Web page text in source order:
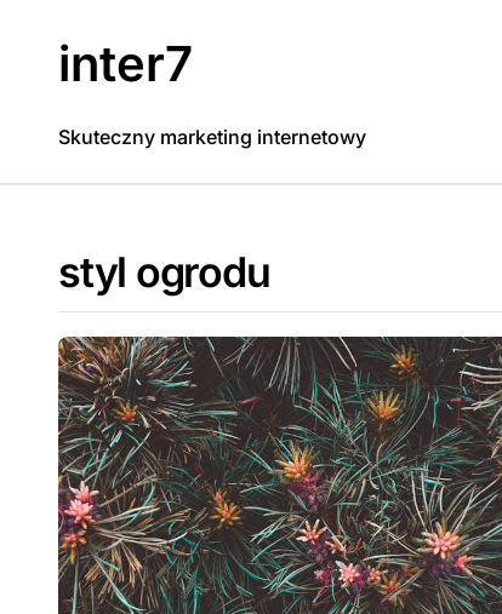
inter7
Skuteczny marketing internetowy
styl ogrodu